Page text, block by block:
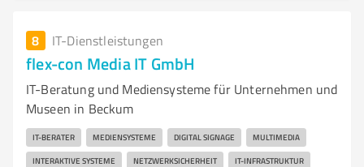
8 IT-Dienstleistungen
flex-con Media IT GmbH
IT-Beratung und Mediensysteme für Unternehmen und
Museen in Beckum
IT-BERATER MEDIENSYSTEME DIGITAL SIGNAGE MULTIMEDIA
INTERAKTIVE SYSTEME NETZWERKSICHERHEIT IT-INFRASTRUKTUR